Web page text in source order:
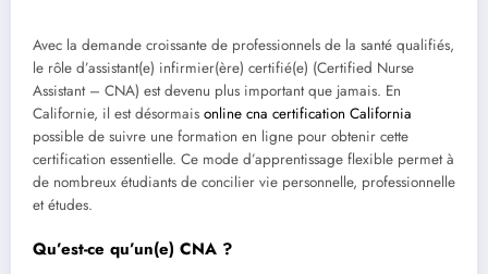
Avec la demande croissante de professionnels de la santé qualifiés,
le rôle d’assistant(e) infirmier(ère) certifié(e) (Certified Nurse
Assistant – CNA) est devenu plus important que jamais. En
Californie, il est désormais online cna certification California
possible de suivre une formation en ligne pour obtenir cette
certification essentielle. Ce mode d’apprentissage flexible permet à
de nombreux étudiants de concilier vie personnelle, professionnelle
et études.
Qu’est-ce qu’un(e) CNA ?